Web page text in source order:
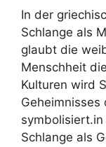
In der
Schlange als
glaubt die
Menschheit
Kulturen wird
Schlange als